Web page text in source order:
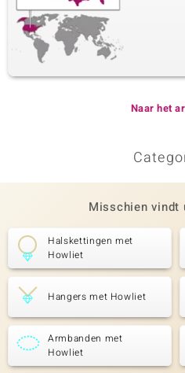
Naar het
Misschien
Halskettingen met
Howliet
Hangers met Howliet
Armbanden met
Howliet